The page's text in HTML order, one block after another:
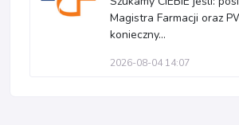
Magistra Farmacji oraz
konieczny...
2026-08-04 14:07